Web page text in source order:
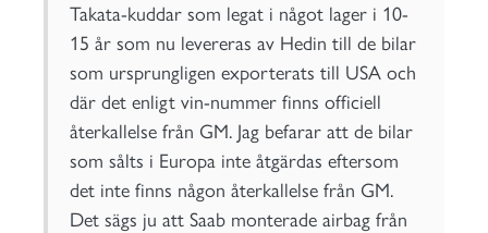
Takata-kuddar som legat i något lager i 10-
15 år som nu levereras av Hedin till de bilar
som ursprungligen exporterats till USA och
där det enligt vin-nummer finns officiell
återkallelse från GM. Jag befarar att de bilar
som sålts i Europa inte åtgärdas eftersom
det inte finns någon återkallelse från GM.
Det sägs ju att Saab monterade airbag från